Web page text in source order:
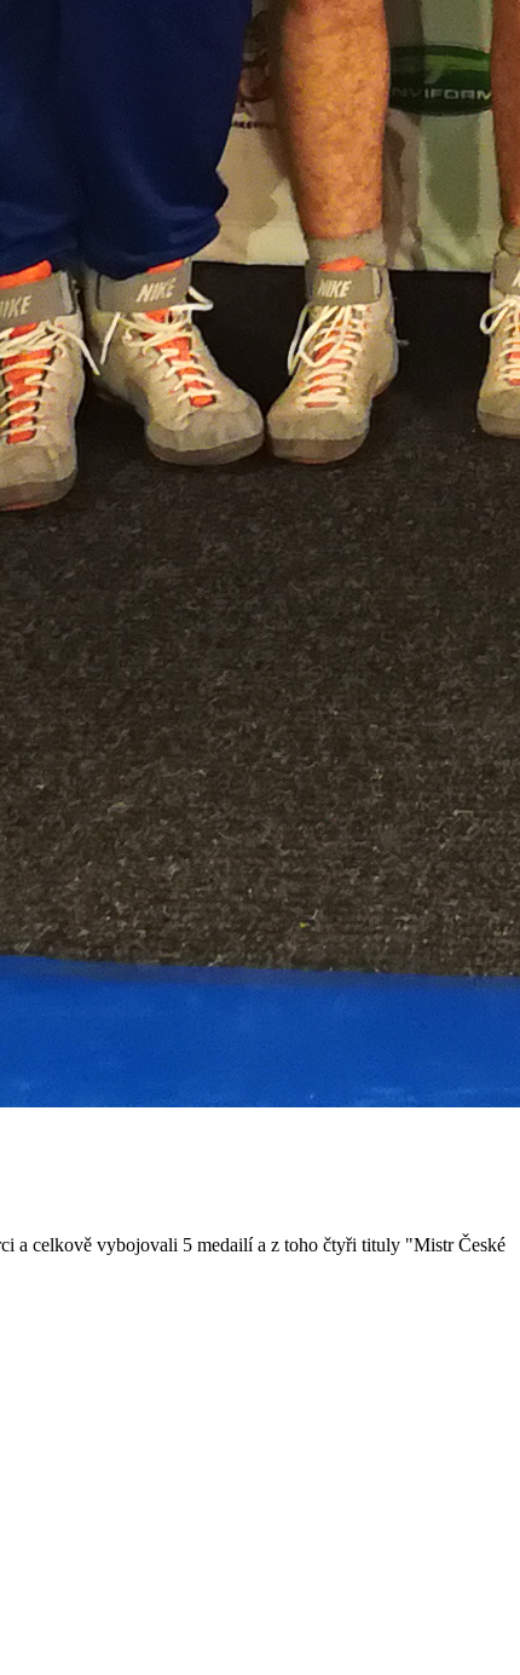
a celkově vybojovali 5 medailí a z toho čtyři tituly "Mistr České